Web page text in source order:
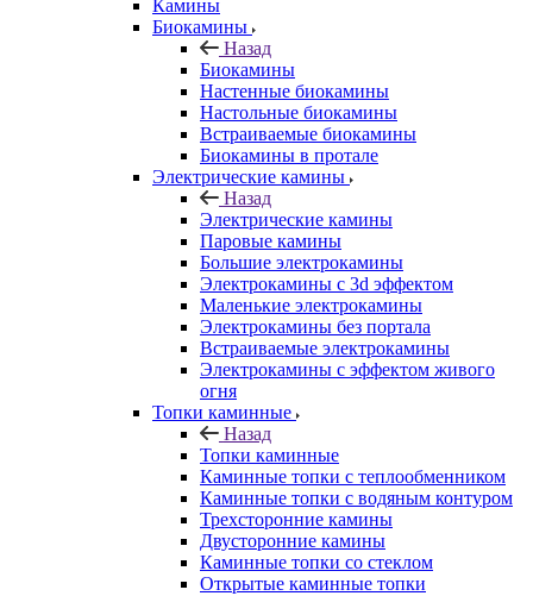
Камины
Биокамины
Назад
Биокамины
Настенные биокамины
Настольные биокамины
Встраиваемые биокамины
Биокамины в протале
Электрические камины
Назад
Электрические камины
Паровые камины
Большие электрокамины
Электрокамины с 3d эффектом
Маленькие электрокамины
Электрокамины без портала
Встраиваемые электрокамины
Электрокамины с эффектом живого
огня
Топки каминные
Назад
Топки каминные
Каминные топки с теплообменником
Каминные топки с водяным контуром
Трехсторонние камины
Двусторонние камины
Каминные топки со стеклом
Открытые каминные топки